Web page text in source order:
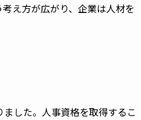
え方が広がり、企業は人材を
した。人事資格を取得するこ